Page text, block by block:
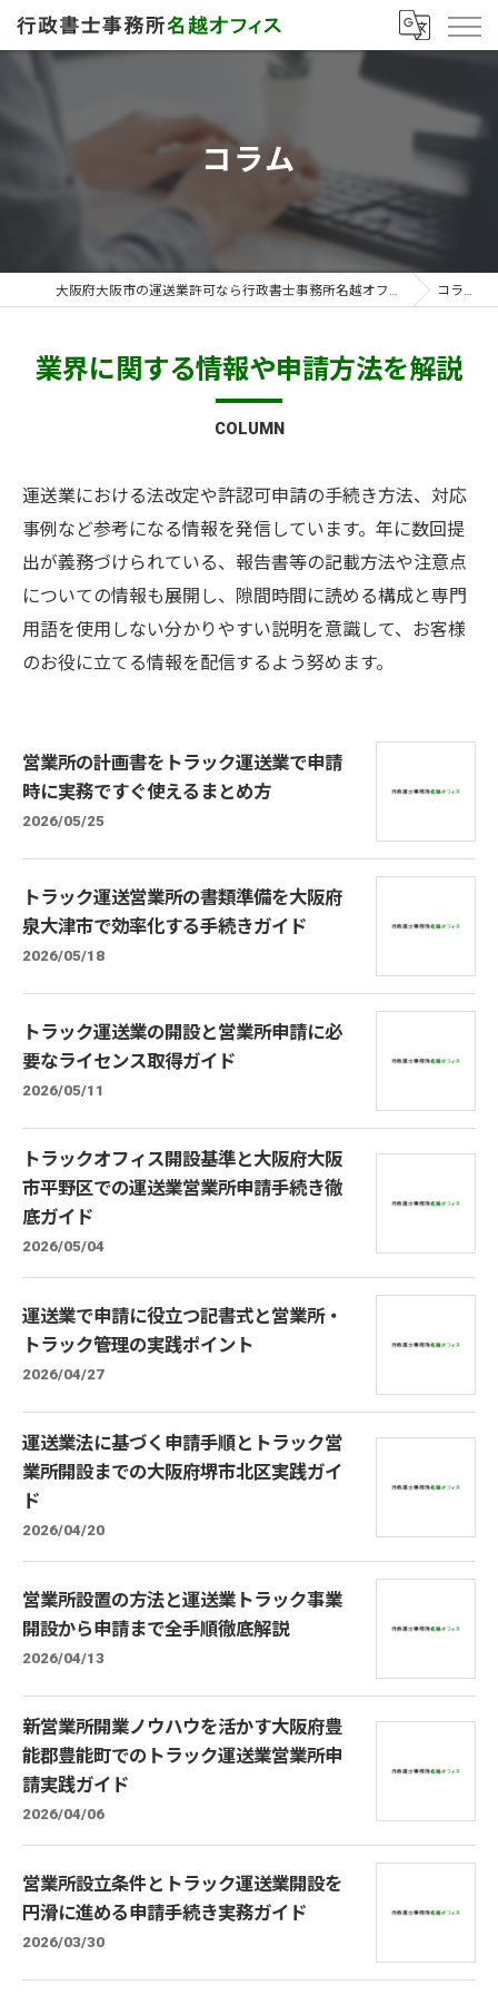
コラム
大阪府大阪市の運送業許可なら行政書士事務所名越オフィス コラム
業界に関する情報や申請方法を解説
COLUMN
運送業における法改定や許認可申請の手続き方法、対応
事例など参考になる情報を発信しています。年に数回提
出が義務づけられている、報告書等の記載方法や注意点
についての情報も展開し、隙間時間に読める構成と専門
用語を使用しない分かりやすい説明を意識して、お客様
のお役に立てる情報を配信するよう努めます。
営業所の計画書をトラック運送業で申請
時に実務ですぐ使えるまとめ方
2026/05/25
トラック運送営業所の書類準備を大阪府
泉大津市で効率化する手続きガイド
2026/05/18
トラック運送業の開設と営業所申請に必
要なライセンス取得ガイド
2026/05/11
トラックオフィス開設基準と大阪府大阪
市平野区での運送業営業所申請手続き徹
底ガイド
2026/05/04
運送業で申請に役立つ記書式と営業所・
トラック管理の実践ポイント
2026/04/27
運送業法に基づく申請手順とトラック営
業所開設までの大阪府堺市北区実践ガイ
ド
2026/04/20
営業所設置の方法と運送業トラック事業
開設から申請まで全手順徹底解説
2026/04/13
新営業所開業ノウハウを活かす大阪府豊
能郡豊能町でのトラック運送業営業所申
請実践ガイド
2026/04/06
営業所設立条件とトラック運送業開設を
円滑に進める申請手続き実務ガイド
2026/03/30